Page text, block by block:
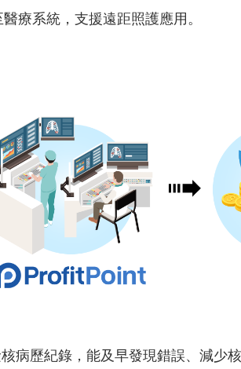
療系統，支援遠距照護應用。
病歷紀錄，能及早發現錯誤、減少